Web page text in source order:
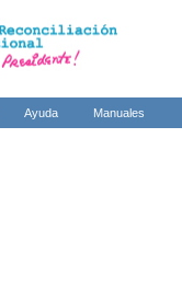
Ayuda Manuales